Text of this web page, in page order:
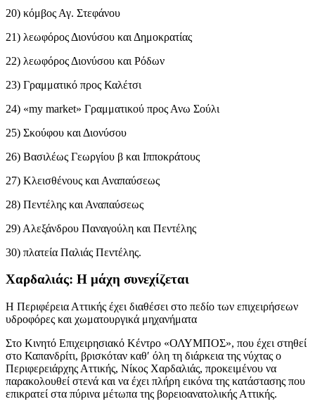
20) κόμβος Αγ. Στεφάνου
21) λεωφόρος Διονύσου και Δημοκρατίας
22) λεωφόρος Διονύσου και Ρόδων
23) Γραμματικό προς Καλέτσι
24) «my market» Γραμματικού προς Ανω Σούλι
25) Σκούφου και Διονύσου
26) Βασιλέως Γεωργίου β και Ιπποκράτους
27) Κλεισθένους και Αναπαύσεως
28) Πεντέλης και Αναπαύσεως
29) Αλεξάνδρου Παναγούλη και Πεντέλης
30) πλατεία Παλιάς Πεντέλης.
Χαρδαλιάς: Η μάχη συνεχίζεται
Η Περιφέρεια Αττικής έχει διαθέσει στο πεδίο των επιχειρήσεων
υδροφόρες και χωματουργικά μηχανήματα
Στο Κινητό Επιχειρησιακό Κέντρο «ΟΛΥΜΠΟΣ», που έχει στηθεί
στο Καπανδρίτι, βρισκόταν καθ′ όλη τη διάρκεια της νύχτας ο
Περιφερειάρχης Αττικής, Νίκος Χαρδαλιάς, προκειμένου να
παρακολουθεί στενά και να έχει πλήρη εικόνα της κατάστασης που
επικρατεί στα πύρινα μέτωπα της βορειοανατολικής Αττικής.